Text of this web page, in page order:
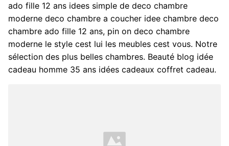
ado fille 12 ans idees simple de deco chambre
moderne deco chambre a coucher idee chambre deco
chambre ado fille 12 ans, pin on deco chambre
moderne le style cest lui les meubles cest vous. Notre
sélection des plus belles chambres. Beauté blog idée
cadeau homme 35 ans idées cadeaux coffret cadeau.